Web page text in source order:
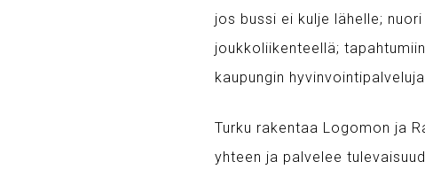
jos bussi ei kulje lähelle;
joukkoliikenteellä;
kaupungin
Turku rakentaa Logomon ja
yhteen ja palvelee